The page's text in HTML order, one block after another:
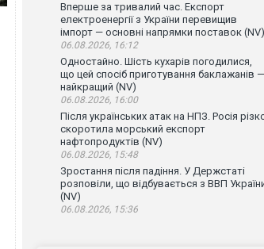
Вперше за тривалий час. Експорт
електроенергії з України перевищив
імпорт — основні напрямки поставок (NV)
06.08.2026, 16:12
Одностайно. Шість кухарів погодилися,
що цей спосіб приготування баклажанів —
найкращий (NV)
06.08.2026, 16:00
Після українських атак на НПЗ. Росія
скоротила морський експорт
нафтопродуктів (NV)
06.08.2026, 15:48
Зростання після падіння. У Держстаті
розповіли, що відбувається з ВВП
(NV)
06.08.2026, 15:36